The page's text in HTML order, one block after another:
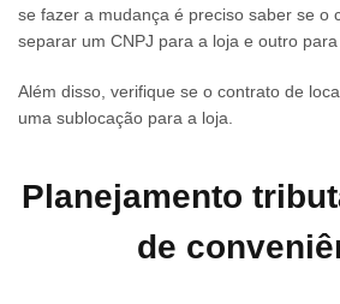
se fazer a mudança é preciso saber se o
separar um CNPJ para a loja e outro para
Além disso, verifique se o contrato de
uma sublocação para a loja.
Planejamento
de